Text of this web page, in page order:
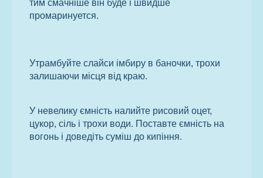
тим смачніше він буде і швидше
промаринуется.
Утрамбуйте слайси імбиру в баночки, трохи
залишаючи місця від краю.
У невелику ємність налийте рисовий оцет,
цукор, сіль і трохи води. Поставте ємність на
вогонь і доведіть суміш до кипіння.